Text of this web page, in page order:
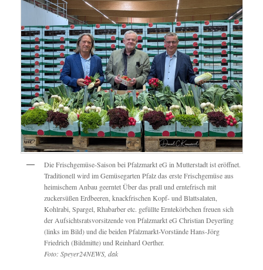
Die Frischgemüse-Saison bei Pfalzmarkt eG in Mutterstadt ist eröffnet.
Traditionell wird im Gemüsegarten Pfalz das erste Frischgemüse aus
heimischem Anbau geerntet Über das prall und erntefrisch mit
zuckersüßen Erdbeeren, knackfrischen Kopf- und Blattsalaten,
Kohlrabi, Spargel, Rhabarber etc. gefüllte Erntekörbchen freuen sich
der Aufsichtsratsvorsitzende von Pfalzmarkt eG Christian Deyerling
(links im Bild) und die beiden Pfalzmarkt-Vorstände Hans-Jörg
Friedrich (Bildmitte) und Reinhard Oerther.
Foto: Speyer24NEWS, dak